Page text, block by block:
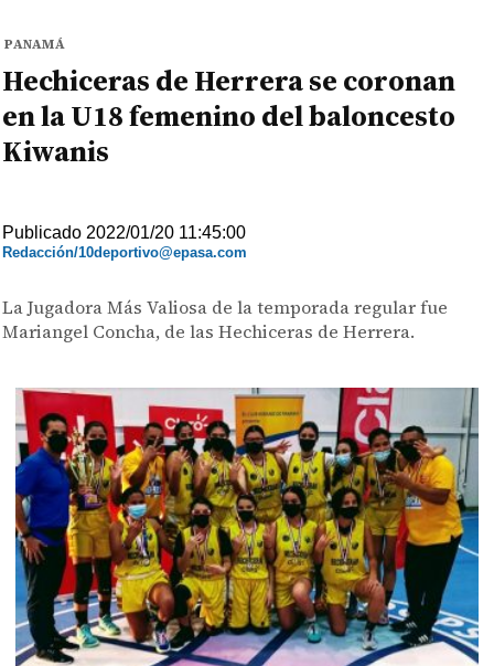
PANAMÁ
Hechiceras de Herrera se coronan
en la U18 femenino del baloncesto
Kiwanis
Publicado 2022/01/20 11:45:00
Redacción/10deportivo@epasa.com
La Jugadora Más Valiosa de la temporada regular fue
Mariangel Concha, de las Hechiceras de Herrera.